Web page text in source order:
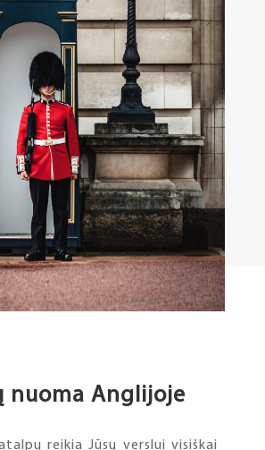
nuoma Anglijoje
reikia Jūsų verslui visiškai